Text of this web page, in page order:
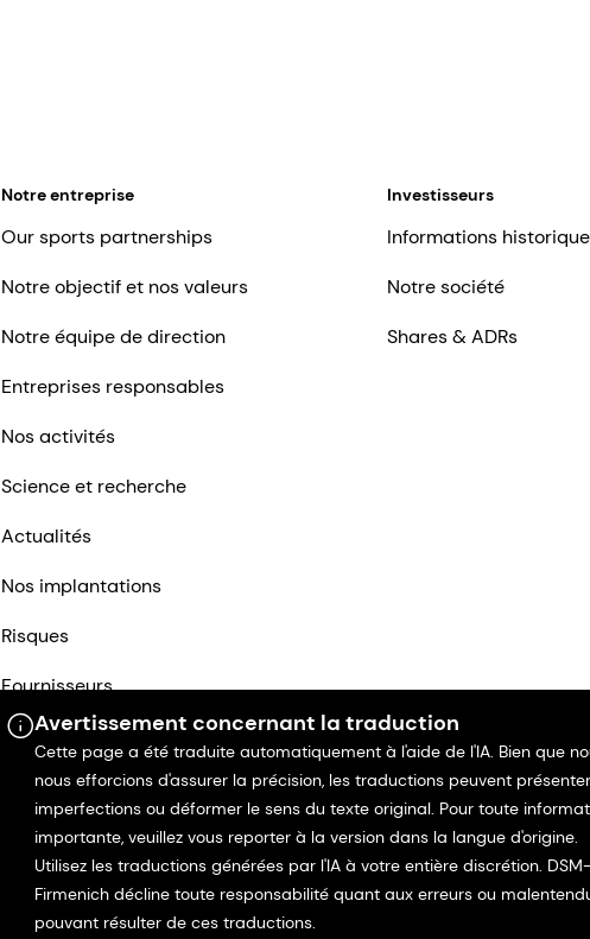
Avertissement concernant la traduction
Cette page a été traduite automatiquement à l'aide de l'IA. Bien que
nous efforcions d'assurer la précision, les traductions peuvent
imperfections ou déformer le sens du texte original. Pour toute
importante, veuillez vous reporter à la version dans la langue d'origine.
Utilisez les traductions générées par l'IA à votre entière discrétion. DSM-
Firmenich décline toute responsabilité quant aux erreurs ou
pouvant résulter de ces traductions.
Notre entreprise
Our sports partnerships
Notre objectif et nos valeurs
Notre équipe de direction
Entreprises responsables
Nos activités
Science et recherche
Actualités
Nos implantations
Risques
Fournisseurs
Nous contacter
Investisseurs
Informations
Notre société
Shares & ADRs